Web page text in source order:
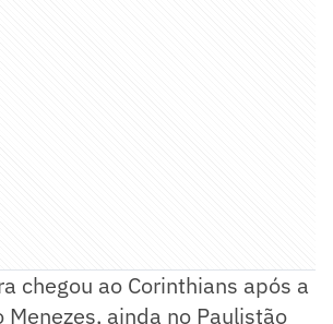
chegou ao Corinthians após a
Menezes, ainda no Paulistão